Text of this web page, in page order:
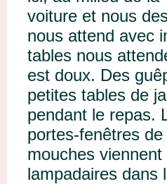
voiture et nous
nous attend avec
tables nous
est doux. Des
petites tables de
pendant le repas.
portes-fenêtres
mouches
lampadaires dans